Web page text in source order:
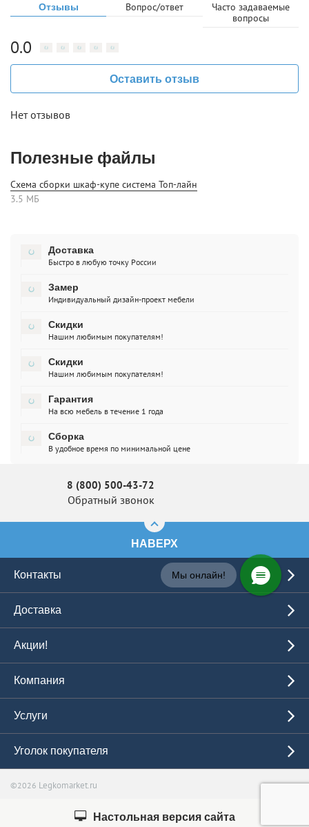
Отзывы Вопрос/ответ
Часто задаваемые
вопросы
Нет отзывов
0.0
Оставить отзыв
Полезные файлы
Схема сборки шкаф-купе система Топ-лайн
3.5 МБ
Доставка
Быстро в любую точку России
Замер
Индивидуальный дизайн-проект мебели
Скидки
Нашим любимым покупателям!
Скидки
Нашим любимым покупателям!
Гарантия
На всю мебель в течение 1 года
Сборка
В удобное время по минимальной цене
8 (800) 500-43-72
Обратный звонок
НАВЕРХ
Контакты
Доставка
Акции!
Компания
Услуги
Уголок покупателя
©2026 Legkomarket.ru
Настольная версия сайта
Мы онлайн!